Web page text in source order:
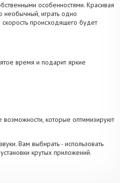
особенностями. Красивая
необычный, играть одно
происходящего будет
время и подарит яркие
возможности, которые оптимизируют
Вам выбирать - использовать
крутых приложений.